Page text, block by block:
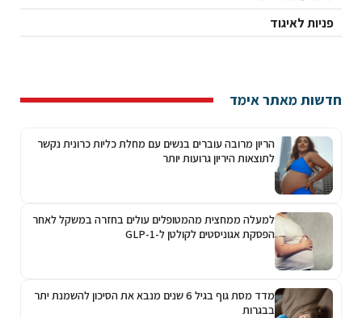
פניות לאיגוד
חדשות מאתר אימד
הריון מרובה עוברים בנשים עם מחלת כליות כרונית נקשר
לתוצאות היריון גרועות יותר
למעלה ממחצית מהמטופלים עולים בחזרה במשקל לאחר
הפסקת אגוניסטים לקולטן ל-GLP-1
מדד מסת גוף בגיל 6 שנים מנבא את הסיכון להשמנת יתר
בבגרות